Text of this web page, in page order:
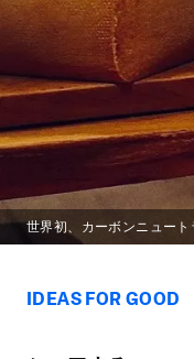
世界初、カーボンニュー
IDEAS FOR GOOD